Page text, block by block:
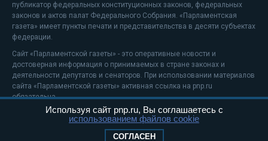
публикатор федеральных конституционных законов, федеральных
законов и актов палат Федерального Собрания. «Парламентская
газета» имеет пункты печати и представительства в десяти субъектах
федерации.
Сайт «Парламентской газеты» - это оперативные новости и
достоверная информация о принимаемых в стране законах и
деятельности депутатов и сенаторов. При использовании материалов
сайта «Парламентской газеты» активная ссылка на pnp.ru
обязательна.
На информационном ресурсе применяютсярекомендательные
Положение о защите персональных данных
Используя сайт pnp.ru, Вы соглашаетесь с
использованием файлов cookie
СОГЛАСЕН